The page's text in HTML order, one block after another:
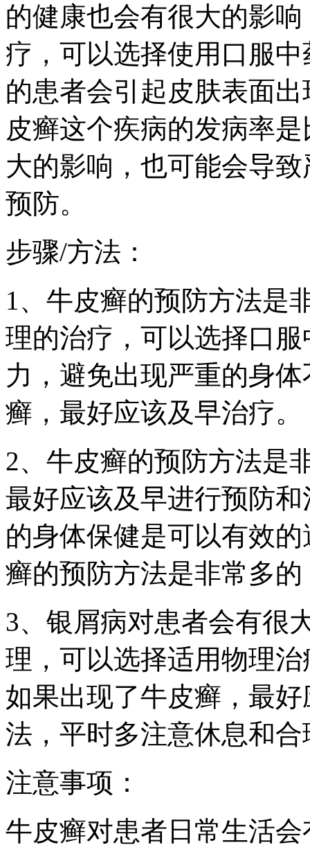
的健康也会有很大的影
疗，可以选择使用口服
的患者会引起皮肤表面
皮癣这个疾病的发病率
大的影响，也可能会导
预防。
步骤/方法：
1、牛皮癣的预防方法是
理的治疗，可以选择口
力，避免出现严重的身
癣，最好应该及早治疗。
2、牛皮癣的预防方法是
最好应该及早进行预防
的身体保健是可以有效
癣的预防方法是非常多
3、银屑病对患者会有很
理，可以选择适用物理
如果出现了牛皮癣，最
法，平时多注意休息和
注意事项：
牛皮癣对患者日常生活